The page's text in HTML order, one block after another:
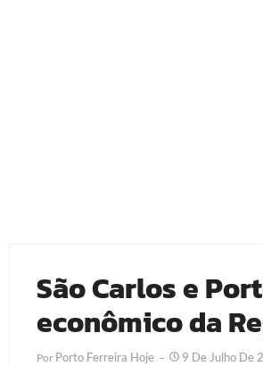
São Carlos e
econômico da
Por Porto Ferreira Hoje 9 De Julho De